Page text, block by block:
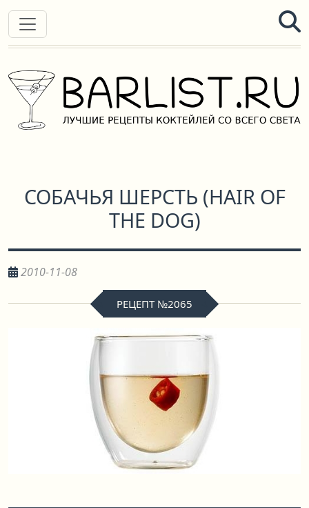
СОБАЧЬЯ ШЕРСТЬ (HAIR OF
THE DOG)
2010-11-08
РЕЦЕПТ №2065